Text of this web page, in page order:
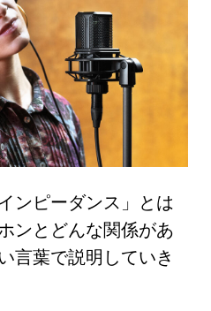
ンピーダンス」とは
ンとどんな関係があ
言葉で説明していき